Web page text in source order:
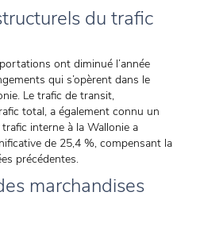
du trafic
ont diminué l’année
qui s’opèrent dans le
Le trafic de transit,
total, a également connu un
interne à la Wallonie a
de 25,4 %, compensant la
précédentes.
marchandises